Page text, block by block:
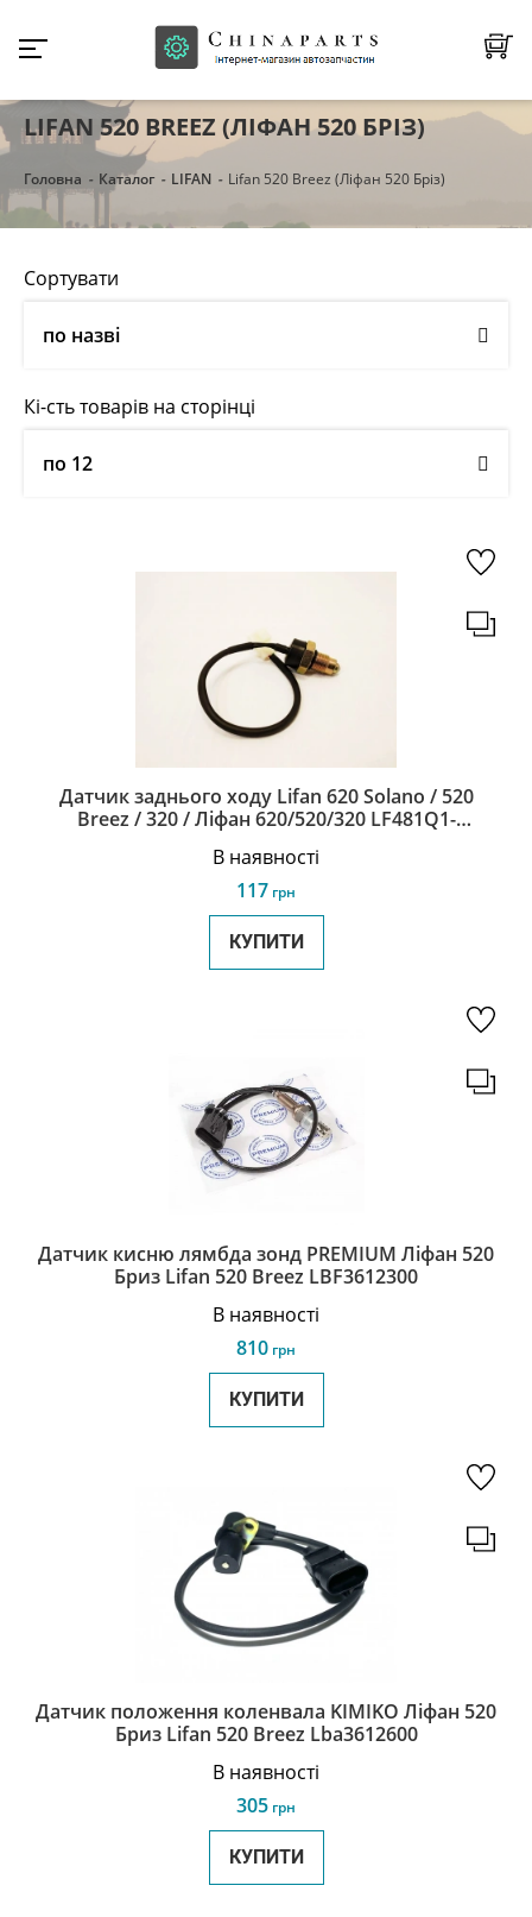
LIFAN 520 BREEZ (ЛІФАН 520 БРІЗ)
Головна Каталог LIFAN Lifan 520 Breez (Ліфан 520 Бріз)
Сортувати
по назві
Кі-сть товарів на сторінці
по 12
Датчик заднього ходу Lifan 620 Solano / 520
Breez / 320 / Ліфан 620/520/320 LF481Q1-
В наявності
117 грн
КУПИТИ
Датчик кисню лямбда зонд PREMIUM Ліфан 520
Бриз Lifan 520 Breez LBF3612300
В наявності
810 грн
КУПИТИ
Датчик положення коленвала KIMIKO Ліфан 520
Бриз Lifan 520 Breez Lba3612600
В наявності
305 грн
КУПИТИ